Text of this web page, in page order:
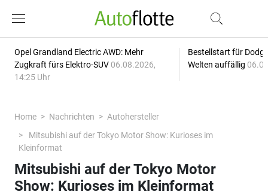
Opel Grandland Electric AWD: Mehr
Zugkraft fürs Elektro-SUV 06.08.2026,
14:25 Uhr
Bestellstart für
Welten auffällig
Home Nachrichten
Autohersteller
Mitsubishi auf der Tokyo Motor Show: Kurioses im
Kleinformat
Mitsubishi auf der Tokyo Motor
Show: Kurioses im Kleinformat